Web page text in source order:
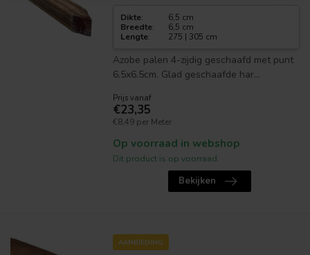
Dikte:
6,5 cm
Breedte:
6,5 cm
Lengte: 275 | 305 cm
Azobe palen 4-zijdig geschaafd met punt
6.5x6.5cm. Glad geschaafde har...
Prijs vanaf
€23,35
€8,49 per Meter
Op voorraad in webshop
Dit product is op voorraad.
Bekijken
AANBIEDING